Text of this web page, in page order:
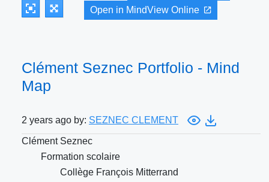
Open in MindView Online
Clément Seznec Portfolio - Mind
Map
2 years ago by: SEZNEC CLEMENT
Clément Seznec
Formation scolaire
Collège François Mitterrand